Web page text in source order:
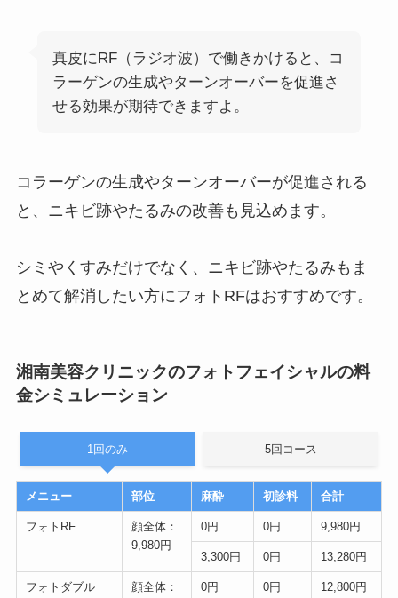
真皮にRF（ラジオ波）で働きかけると、コ
ラーゲンの生成やターンオーバーを促進さ
せる効果が期待できますよ。
コラーゲンの生成やターンオーバーが促進される
と、ニキビ跡やたるみの改善も見込めます。
シミやくすみだけでなく、ニキビ跡やたるみもま
とめて解消したい方にフォトRFはおすすめです。
湘南美容クリニックのフォトフェイシャルの料
金シミュレーション
1回のみ 5回コース
メニュー 部位 麻酔 初診料 合計
フォトRF
顔全体：
9,980円
0円 0円 9,980円
3,300円 0円 13,280円
フォトダブル
顔全体：
0円 0円 12,800円